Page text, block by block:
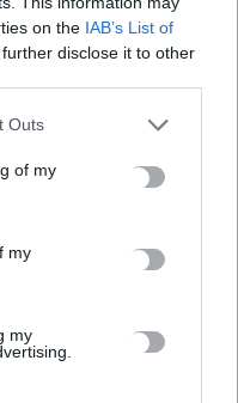
on the IAB’s List of
disclose it to other
Outs
of my
my
my
της προσπάθειας.
Επιτροπή, τους
το
από το ΚΔΑΠ
Κεραμικής στο
Ζωή” στο Θραψανό,
ίδιους τους μαθητές
πηγαία πνοή
θα συνεχίσει να
και πολιτιστική
της συμμετοχής, της